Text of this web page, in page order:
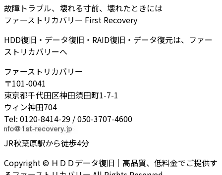
故障トラブル、壊れる寸前、壊れたときには
ファーストリカバリー First Recovery
HDD復旧・データ復旧・RAID復旧・データ復元は、ファー
ストリカバリーへ
ファーストリカバリー
〒101-0041
東京都千代田区神田須田町1-7-1
ウィン神田704
Tel: 0120-8414-29 / 050-3707-4600
JR秋葉原駅から徒歩4分
Copyright © ＨＤＤデータ復旧｜高品質、低料金でご提供す